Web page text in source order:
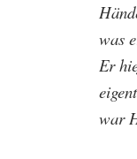
was
Er
war